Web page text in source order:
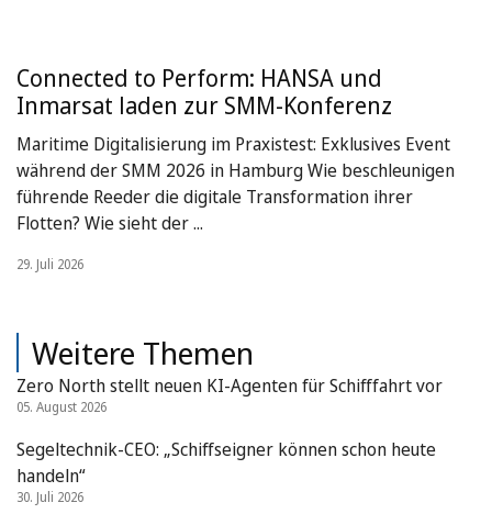
Connected to Perform: HANSA und
Inmarsat laden zur SMM-Konferenz
Maritime Digitalisierung im Praxistest: Exklusives Event
während der SMM 2026 in Hamburg Wie beschleunigen
führende Reeder die digitale Transformation ihrer
Flotten? Wie sieht der ...
29. Juli 2026
Weitere Themen
Zero North stellt neuen KI-Agenten für Schifffahrt vor
05. August 2026
Segeltechnik-CEO: „Schiffseigner können schon heute
handeln“
30. Juli 2026